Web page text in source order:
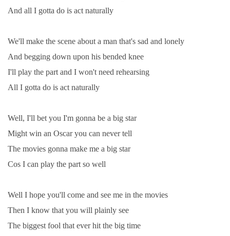
And all I gotta do is act naturally
We'll make the scene about a man that's sad and lonely
And begging down upon his bended knee
I'll play the part and I won't need rehearsing
All I gotta do is act naturally
Well, I'll bet you I'm gonna be a big star
Might win an Oscar you can never tell
The movies gonna make me a big star
Cos I can play the part so well
Well I hope you'll come and see me in the movies
Then I know that you will plainly see
The biggest fool that ever hit the big time